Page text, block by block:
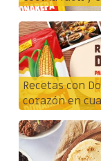
Recetas con
corazón en